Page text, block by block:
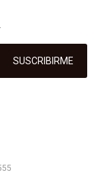
SUSCRIBIRME